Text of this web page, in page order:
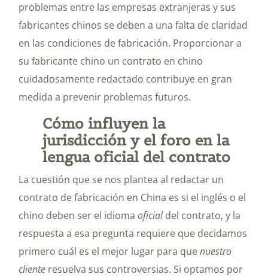
problemas entre las empresas extranjeras y sus
fabricantes chinos se deben a una falta de claridad
en las condiciones de fabricación. Proporcionar a
su fabricante chino un contrato en chino
cuidadosamente redactado contribuye en gran
medida a prevenir problemas futuros.
Cómo influyen la
jurisdicción y el foro en la
lengua oficial del contrato
La cuestión que se nos plantea al redactar un
contrato de fabricación en China es si el inglés o el
chino deben ser el idioma oficialdel contrato, y la
respuesta a esa pregunta requiere que decidamos
primero cuál es el mejor lugar para quenuestro
cliente resuelva sus controversias. Si optamos por